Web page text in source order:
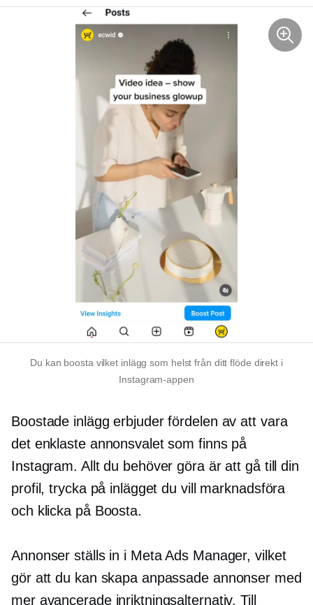
Du kan boosta vilket inlägg som helst från ditt flöde direkt i
Instagram-appen
Boostade inlägg erbjuder fördelen av att vara
det enklaste annonsvalet som finns på
Instagram. Allt du behöver göra är att gå till din
profil, trycka på inlägget du vill marknadsföra
och klicka på Boosta.
Annonser ställs in i Meta Ads Manager, vilket
gör att du kan skapa anpassade annonser med
mer avancerade inriktningsalternativ. Till